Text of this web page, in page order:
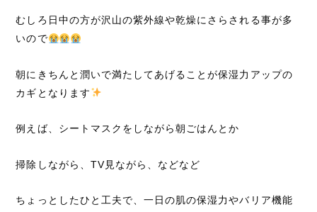
むしろ日中の方が沢山の紫外線や乾燥にさらされる事が多
いので
朝にきちんと潤いで満たしてあげることが保湿力アップの
カギとなります
例えば、シートマスクをしながら朝ごはんとか
掃除しながら、TV見ながら、などなど
ちょっとしたひと工夫で、一日の肌の保湿力やバリア機能